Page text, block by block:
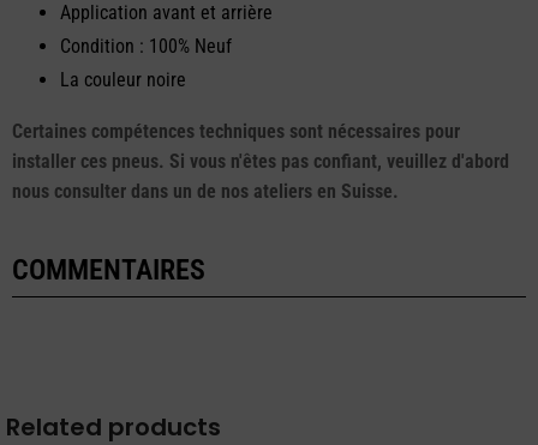
Application avant et arrière
Condition : 100% Neuf
La couleur noire
Certaines compétences techniques sont nécessaires pour
installer ces pneus. Si vous n'êtes pas confiant, veuillez d'abord
nous consulter dans un de nos ateliers en Suisse.
COMMENTAIRES
Related products